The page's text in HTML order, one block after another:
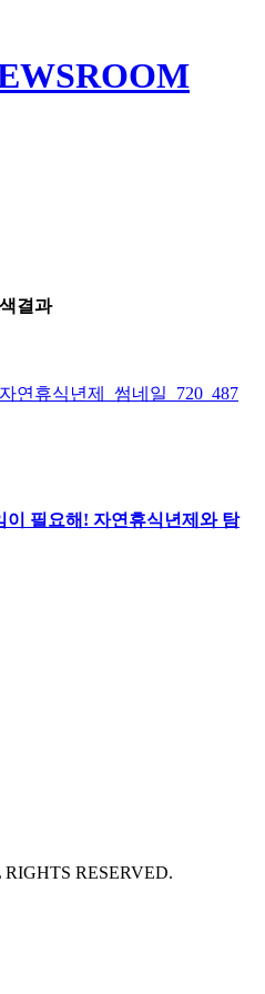
결과
이 필요해! 자연휴식년제와 탐
RESERVED.